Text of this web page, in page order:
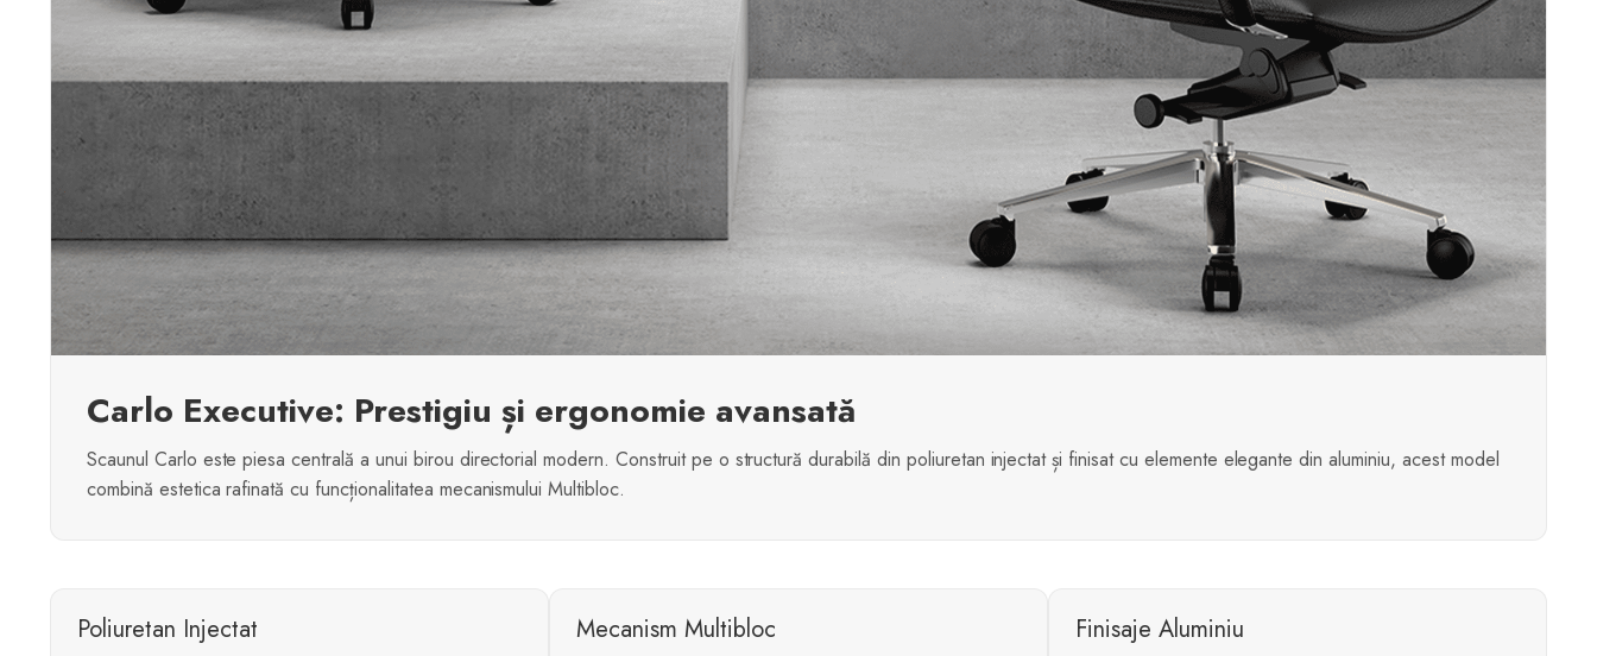
Carlo Executive: Prestigiu și ergonomie avansată
Scaunul Carlo este piesa centrală a unui birou directorial modern. Construit pe o structură durabilă din poliuretan injectat și finisat cu elemente elegante din aluminiu, acest model
combină estetica rafinată cu funcționalitatea mecanismului Multibloc.
Poliuretan Injectat Mecanism Multibloc Finisaje Aluminiu